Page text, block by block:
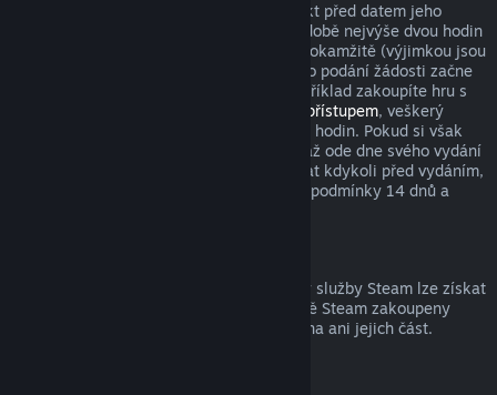
Když si ve službě Steam zakoupíte produkt před datem jeho
vydání, podmínka pro vrácení peněz v podobě nejvýše dvou hodin
strávených v tomto produktu začne platit okamžitě (výjimkou jsou
beta testování), zatímco 14denní lhůta pro podání žádosti začne
běžet až od data vydání. Když si tedy například zakoupíte hru s
prioritním přístupem, veškerý
odehraný čas bude počítán do limitu dvou hodin. Pokud si však
předobjednáte hru, která bude dostupná až ode dne svého vydání
(ne dříve), můžete o vrácení peněz zažádat kdykoli před vydáním,
přičemž s vydáním začnou platit klasické podmínky 14 dnů a
Peníze utracené za prostředky peněženky služby Steam lze získat
zpět, pokud byly tyto prostředky ve službě Steam zakoupeny
nejdéle před čtrnácti dny a nebyla utracena ani jejich část.